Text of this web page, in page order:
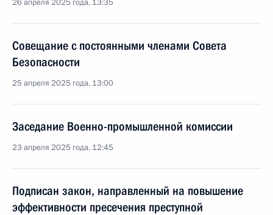
26 апреля 2025 года, 13:35
Совещание с постоянными членами Совета
Безопасности
25 апреля 2025 года, 13:00
Заседание Военно-промышленной комиссии
23 апреля 2025 года, 12:45
Подписан закон, направленный на повышение
эффективности пресечения преступной